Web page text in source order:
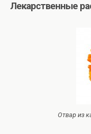
Лекарственные
Отвар из